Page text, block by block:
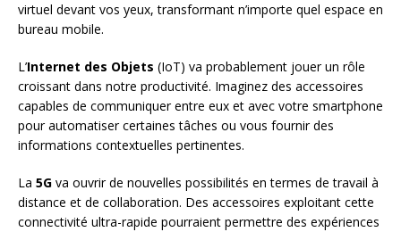
virtuel devant vos yeux, transformant n’importe quel espace en
bureau mobile.
L’Internet des Objets (IoT) va probablement jouer un rôle
croissant dans notre productivité. Imaginez des accessoires
capables de communiquer entre eux et avec votre smartphone
pour automatiser certaines tâches ou vous fournir des
informations contextuelles pertinentes.
La 5G va ouvrir de nouvelles possibilités en termes de travail à
distance et de collaboration. Des accessoires exploitant cette
connectivité ultra-rapide pourraient permettre des expériences